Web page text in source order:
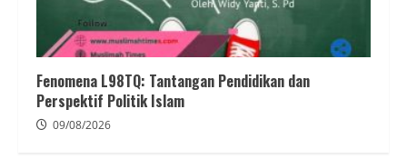
Fenomena L98TQ: Tantangan Pendidikan dan
Perspektif Politik Islam
09/08/2026